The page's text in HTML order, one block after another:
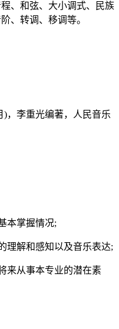
、和弦、大小调式、民族
、转调、移调等。
)，李重光编著，人民音乐
本掌握情况;
理解和感知以及音乐表达;
来从事本专业的潜在素